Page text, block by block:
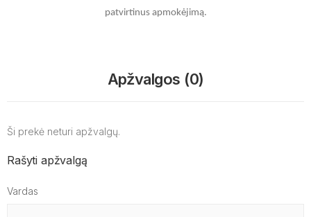
patvirtinus apmokėjimą.
Apžvalgos (0)
Ši prekė neturi apžvalgų.
Rašyti apžvalgą
Vardas